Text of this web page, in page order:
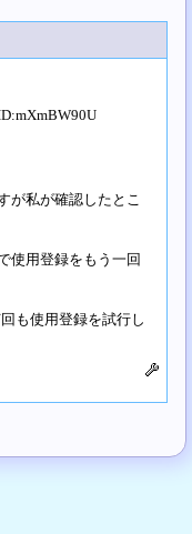
が私が確認したとこ
使用登録をもう一回
も使用登録を試行し